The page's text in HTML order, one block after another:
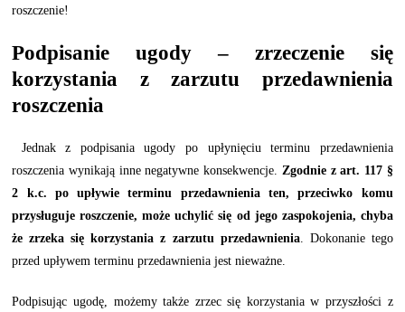
roszczenie!
Podpisanie ugody – zrzeczenie się
korzystania z zarzutu przedawnienia
roszczenia
Jednak z podpisania ugody po upłynięciu terminu przedawnienia
roszczenia wynikają inne negatywne konsekwencje. Zgodnie z art. 117 §
2 k.c. po upływie terminu przedawnienia ten, przeciwko komu
przysługuje roszczenie, może uchylić się od jego zaspokojenia, chyba
że zrzeka się korzystania z zarzutu przedawnienia. Dokonanie tego
przed upływem terminu przedawnienia jest nieważne.
Podpisując ugodę, możemy także zrzec się korzystania w przyszłości z